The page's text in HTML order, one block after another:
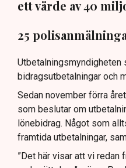
ett värde av 40
25
Utbetalningsmyndigheten
bidragsutbetalningar och
Sedan november förra
som beslutar om
lönebidrag. Något som
framtida utbetalningar,
”Det här visar att vi